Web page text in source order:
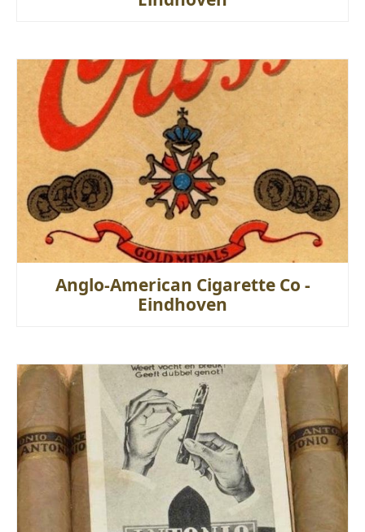
Anglo-American Cigarette Co -
Eindhoven